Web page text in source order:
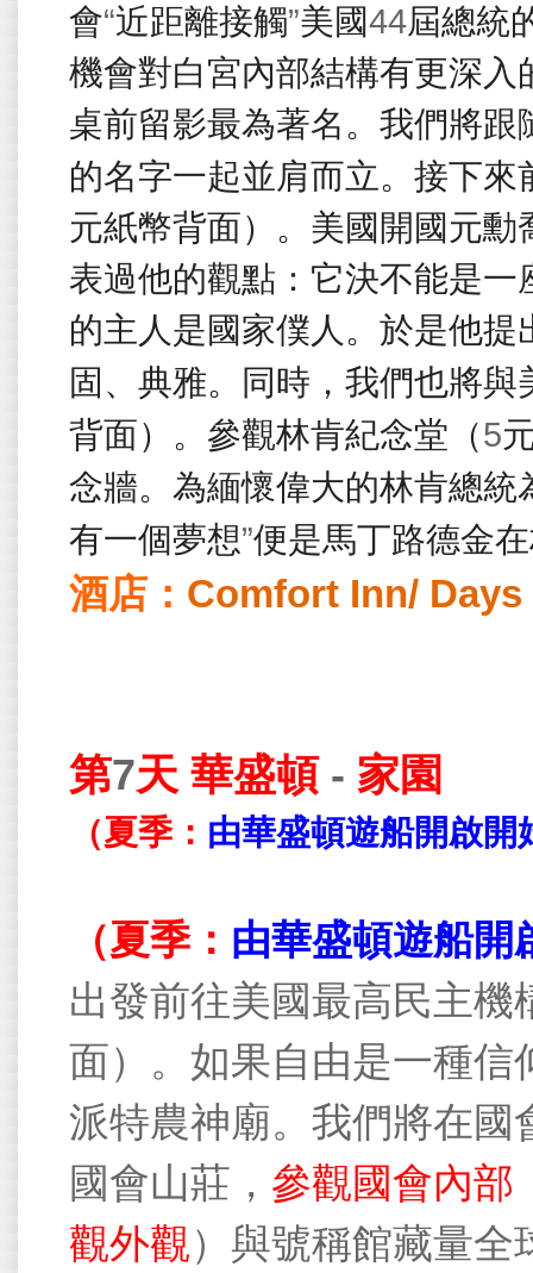
會“近距離接觸”美國44屆總統
機會對白宮內部結構有更深
桌前留影最為著名。我們將
的名字一起並肩而立。接下來
元紙幣背面）。美國開國元
表過他的觀點：它決不能是
的主人是國家僕人。於是他
固、典雅。同時，我們也將
背面）。參觀林肯紀念堂（5
念牆。為緬懷偉大的林肯總
有一個夢想”便是馬丁路德金
酒店： Comfort Inn/ Days
第7天 華盛頓 - 家園
（夏季： 由華盛頓遊船開啟開
（夏季： 由華盛頓遊船開
出發前往美國最高民主機
面）。如果自由是一種信
派特農神廟。我們將在
國會山莊， 參觀國會內部
觀外觀） 與號稱館藏量全